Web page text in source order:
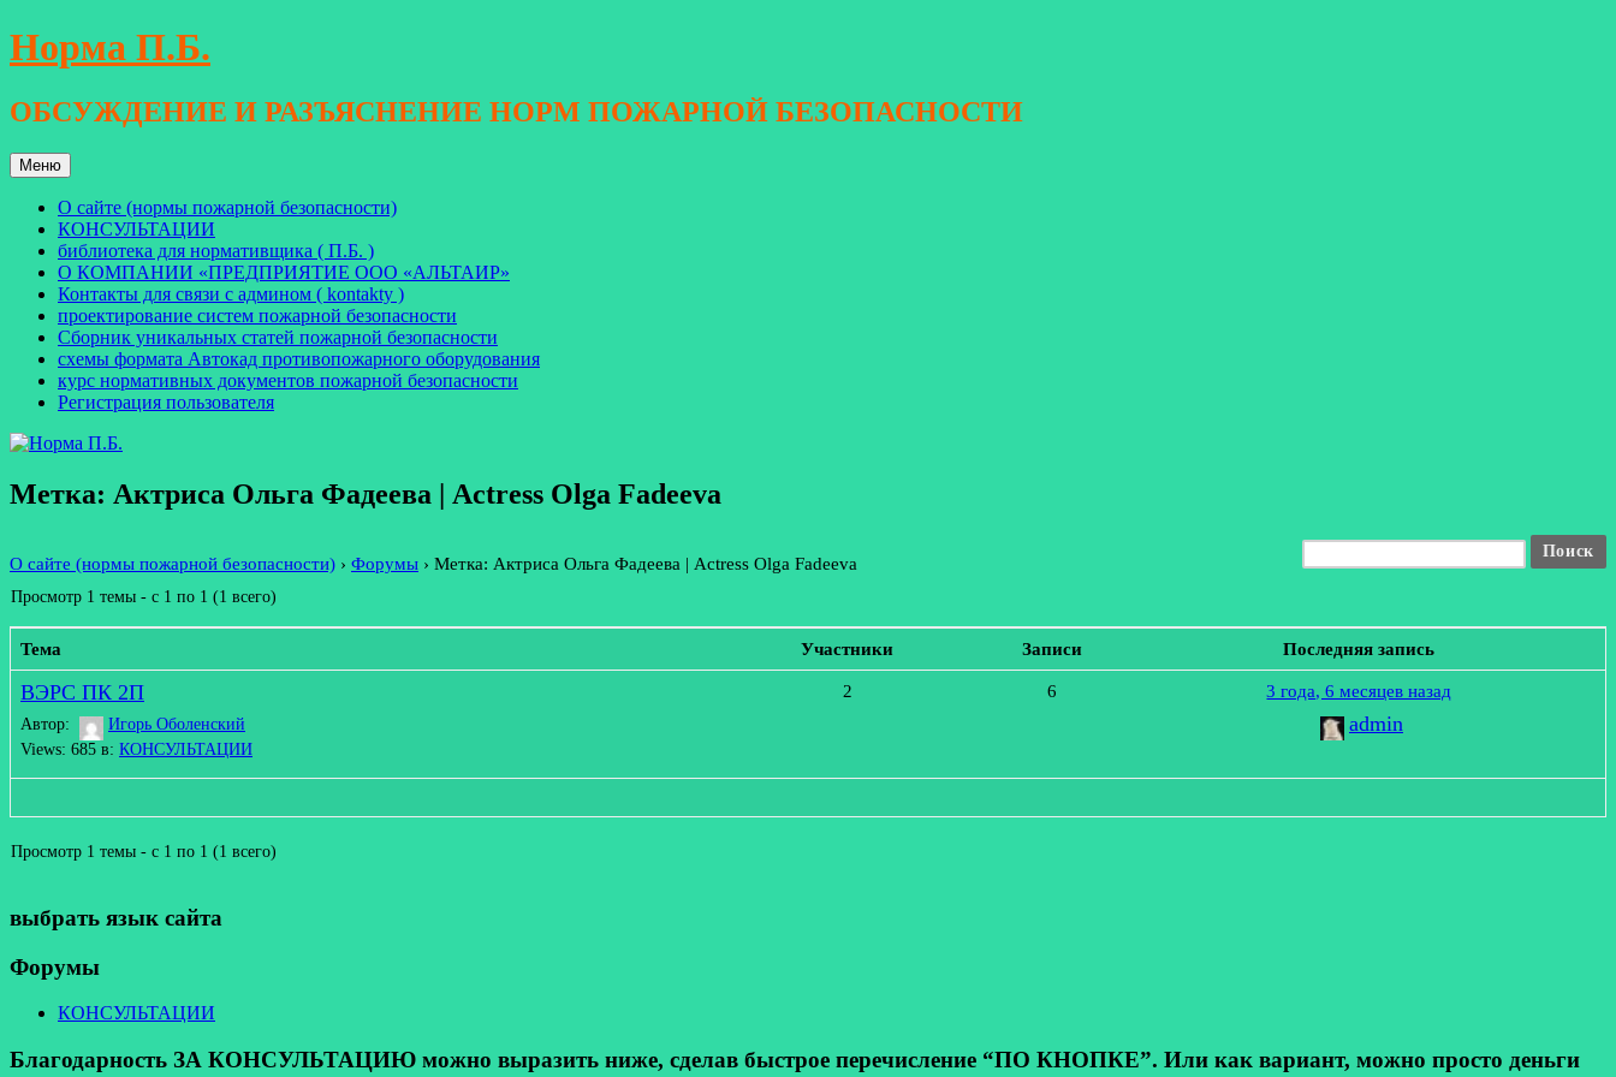
Перейти
к
Норма П.Б.
ОБСУЖДЕНИЕ И РАЗЪЯСНЕНИЕ НОРМ ПОЖАРНОЙ БЕЗОПАСНОСТИ
Меню
О сайте (нормы пожарной безопасности)
КОНСУЛЬТАЦИИ
библиотека для нормативщика ( П.Б. )
О КОМПАНИИ «ПРЕДПРИЯТИЕ ООО «АЛЬТАИР»
Контакты для связи с админом ( kontakty )
проектирование систем пожарной безопасности
Сборник уникальных статей пожарной безопасности
схемы формата Автокад противопожарного оборудования
курс нормативных документов пожарной безопасности
Регистрация пользователя
Метка: Актриса Ольга Фадеева | Actress Olga Fadeeva
О сайте (нормы пожарной безопасности) › Форумы › Метка: Актриса Ольга Фадеева | Actress Olga Fadeeva
Просмотр 1 темы - с 1 по 1 (1 всего)
Тема Участники Записи Последняя запись
ВЭРС ПК 2П
Автор:
Игорь Оболенский
Views: 685 в: КОНСУЛЬТАЦИИ
2 6 3 года, 6 месяцев назад
admin
Просмотр 1 темы - с 1 по 1 (1 всего)
выбрать язык сайта
Форумы
КОНСУЛЬТАЦИИ
Благодарность ЗА КОНСУЛЬТАЦИЮ можно выразить ниже, сделав быстрое перечисление “ПО КНОПКЕ”. Или как вариант, можно просто деньги